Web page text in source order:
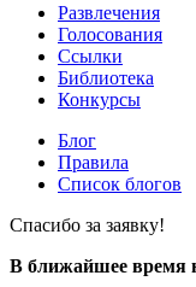
Развлечения
Голосования
Ссылки
Библиотека
Конкурсы
Блог
Правила
Список блогов
Спасибо за заявку!
В ближайшее время